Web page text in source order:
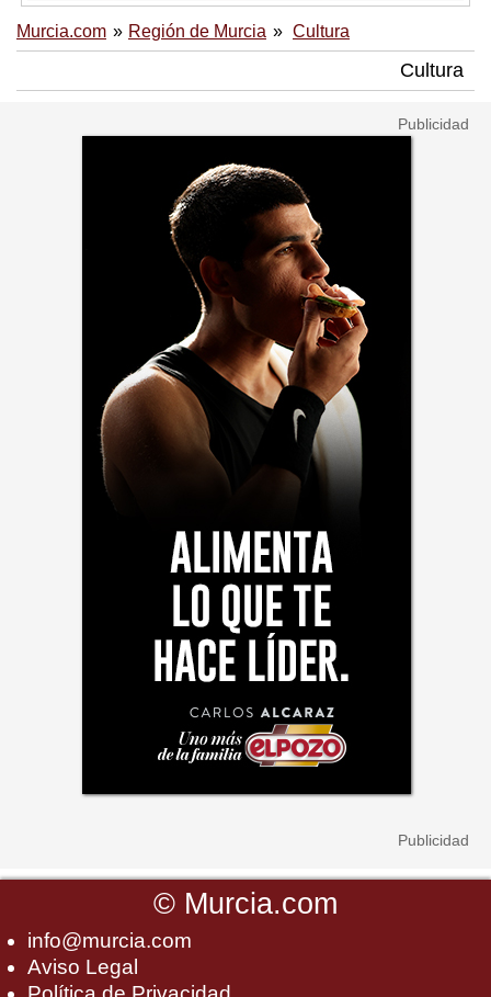
Murcia.com Región de Murcia Cultura
Cultura
© Murcia.com
info@murcia.com
Aviso Legal